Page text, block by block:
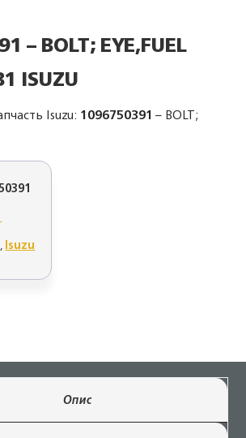
– BOLT; EYE,FUEL
ISUZU
Isuzu: 1096750391– BOLT;
,Isuzu
Опис